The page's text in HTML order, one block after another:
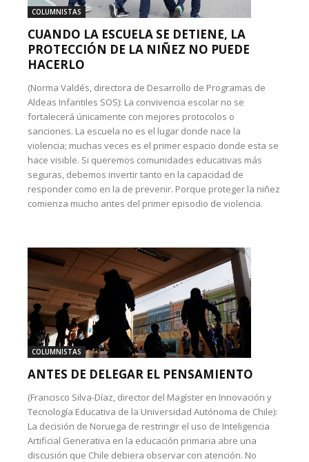
COLUMNISTAS
CUANDO LA ESCUELA SE DETIENE, LA
PROTECCIÓN DE LA NIÑEZ NO PUEDE
HACERLO
(Norma Valdés, directora de Desarrollo de Programas de
Aldeas Infantiles SOS): La convivencia escolar no se
fortalecerá únicamente con mejores protocolos o
sanciones. La escuela no es el lugar donde nace la
violencia; muchas veces es el primer espacio donde esta se
hace visible. Si queremos comunidades educativas más
seguras, debemos invertir tanto en la capacidad de
responder como en la de prevenir. Porque proteger la niñez
comienza mucho antes del primer episodio de violencia.
COLUMNISTAS
ANTES DE DELEGAR EL PENSAMIENTO
(Francisco Silva-Díaz, director del Magíster en Innovación y
Tecnología Educativa de la Universidad Autónoma de Chile):
La decisión de Noruega de restringir el uso de Inteligencia
Artificial Generativa en la educación primaria abre una
discusión que Chile debiera observar con atención. No